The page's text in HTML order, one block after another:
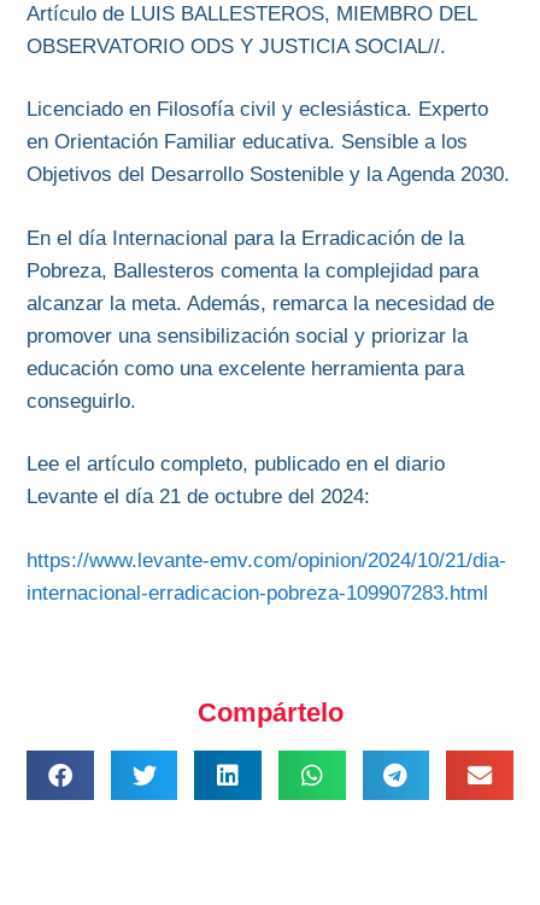
Artículo de LUIS BALLESTEROS, MIEMBRO DEL
OBSERVATORIO ODS Y JUSTICIA SOCIAL//.
Licenciado en Filosofía civil y eclesiástica. Experto
en Orientación Familiar educativa. Sensible a los
Objetivos del Desarrollo Sostenible y la Agenda 2030.
En el día Internacional para la Erradicación de la
Pobreza, Ballesteros comenta la complejidad para
alcanzar la meta. Además, remarca la necesidad de
promover una sensibilización social y priorizar la
educación como una excelente herramienta para
conseguirlo.
Lee el artículo completo, publicado en el diario
Levante el día 21 de octubre del 2024:
https://www.levante-emv.com/opinion/2024/10/21/dia-
internacional-erradicacion-pobreza-109907283.html
Compártelo